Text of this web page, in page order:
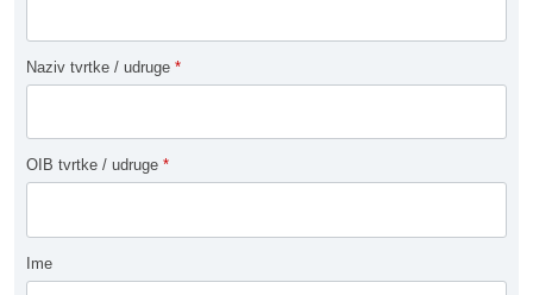
Naziv tvrtke / udruge *
OIB tvrtke / udruge *
Ime